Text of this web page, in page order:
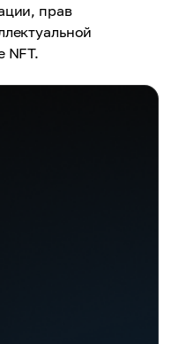
прав
NFT.